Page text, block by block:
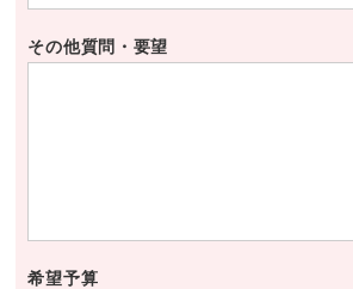
その他質問・要望
希望予算